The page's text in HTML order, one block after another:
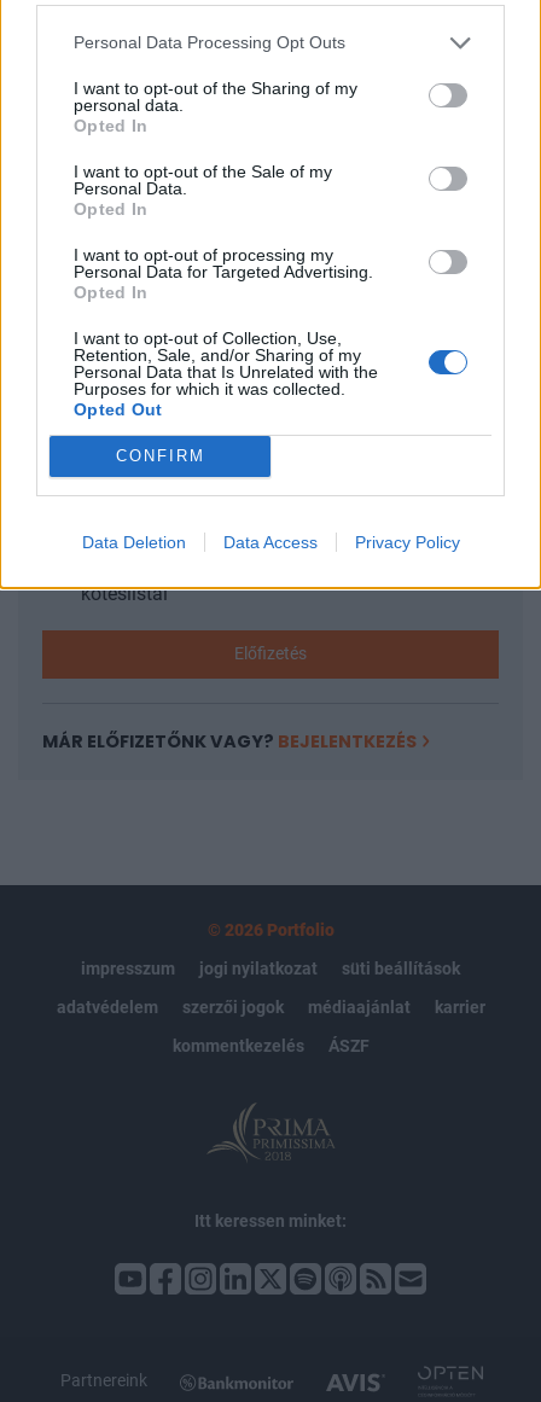
Personal Data Processing Opt Outs
I want to opt-out of the Sharing of my
personal data.
Opted In
I want to opt-out of the Sale of my
Personal Data.
Opted In
I want to opt-out of processing my
Personal Data for Targeted Advertising.
Opted In
I want to opt-out of Collection, Use,
Retention, Sale, and/or Sharing of my
Personal Data that Is Unrelated with the
Purposes for which it was collected.
Opted Out
CONFIRM
Data Deletion Data Access Privacy Policy
Telex.
A Karmelita, a Kabinetiroda és a Belügyminisztérium
épületeiben tett mai sajtóbejárásról készült élő
épületének októberre tervezett átadása az utólag
megrendelt pótmunkák miatt csúszik. A miniszterelnök
ezután felszólította Varga Zs. Andrást, a Kúria elnökét,
adjon választ arra, valóban közpénzből alakítanak-e...
KEDVES OLVASÓNK!
A keresett cikk a portfolio.hu hírarchívumához
regisztrációhoz kötött.
Az előfizetés a következőket tartalmazza:
Portfolio.hu teljes cikkarchívum
kötéslistái
Előfizetés
MÁR ELŐFIZETŐNK VAGY? BEJELENTKEZÉS
© 2026 Portfolio
impresszum
jogi nyilatkozat
süti beállítások
adatvédelem
szerzői jogok médiaajánlat
karrier
kommentkezelés
ÁSZF
Itt keressen minket:
Partnereink